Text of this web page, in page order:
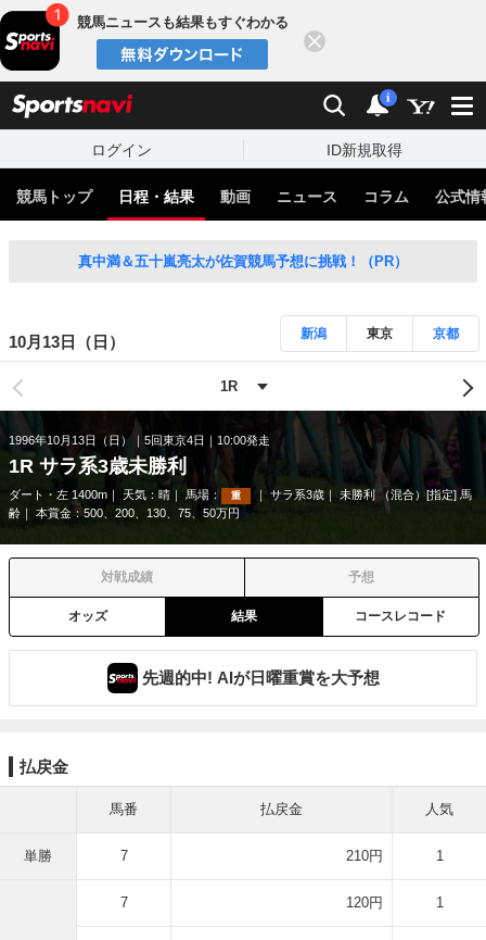
競馬ニュースも結果もすぐわかる
検索 通知
i
ログイン ID新規取得
競馬トップ 日程・結果 動画 ニュース コラム 公式情
真中満＆五十嵐亮太が佐賀競馬予想に挑戦！（PR）
10月13日（日） 新潟 東京 京都
1996年10月13日（日） 5回東京4日 10:00発走
1R サラ系3歳未勝利
ダート・左 1400m 天気： 晴 馬場： 重 サラ系3歳
未勝利 （混合）[指定] 馬
齢
本賞金：500、200、130、75、50万円
対戦成績 予想
オッズ 結果 コースレコード
先週的中! AIが日曜重賞を大予想
払戻金
馬番 払戻金 人気
単勝 7 210円 1
7 120円 1